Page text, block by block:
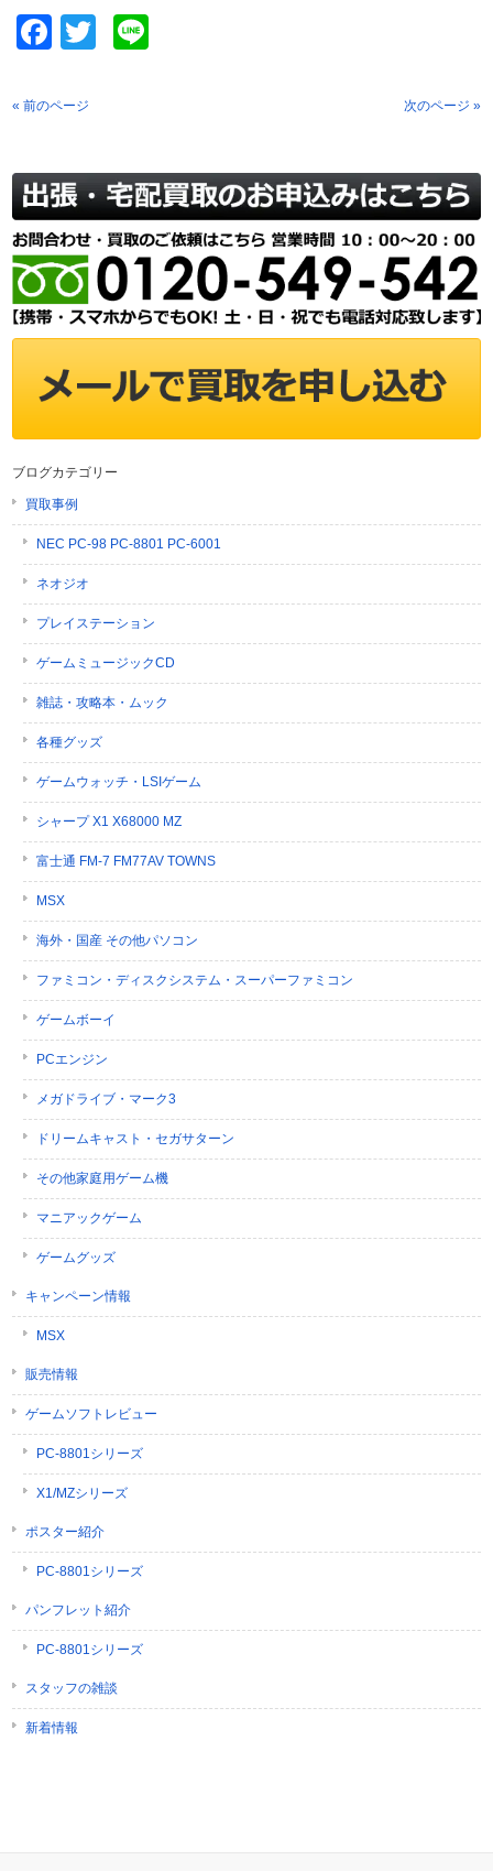
Facebook
Twitter
« 前のページ 次のページ »
ブログカテゴリー
買取事例
NEC PC-98 PC-8801 PC-6001
ネオジオ
プレイステーション
ゲームミュージックCD
雑誌・攻略本・ムック
各種グッズ
ゲームウォッチ・LSIゲーム
シャープ X1 X68000 MZ
富士通 FM-7 FM77AV TOWNS
MSX
海外・国産 その他パソコン
ファミコン・ディスクシステム・スーパーファミコン
ゲームボーイ
PCエンジン
メガドライブ・マーク3
ドリームキャスト・セガサターン
その他家庭用ゲーム機
マニアックゲーム
ゲームグッズ
キャンペーン情報
MSX
販売情報
ゲームソフトレビュー
PC-8801シリーズ
X1/MZシリーズ
ポスター紹介
PC-8801シリーズ
パンフレット紹介
PC-8801シリーズ
スタッフの雑談
新着情報